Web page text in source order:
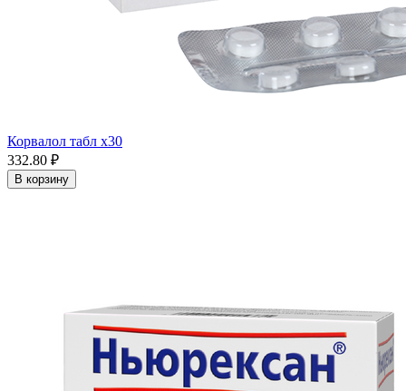
Корвалол табл x30
332.80 ₽
В корзину